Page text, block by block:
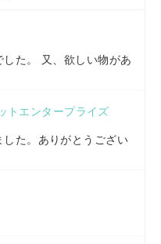
た。 又、欲しい物があ
トエンタープライズ
た。ありがとうござい